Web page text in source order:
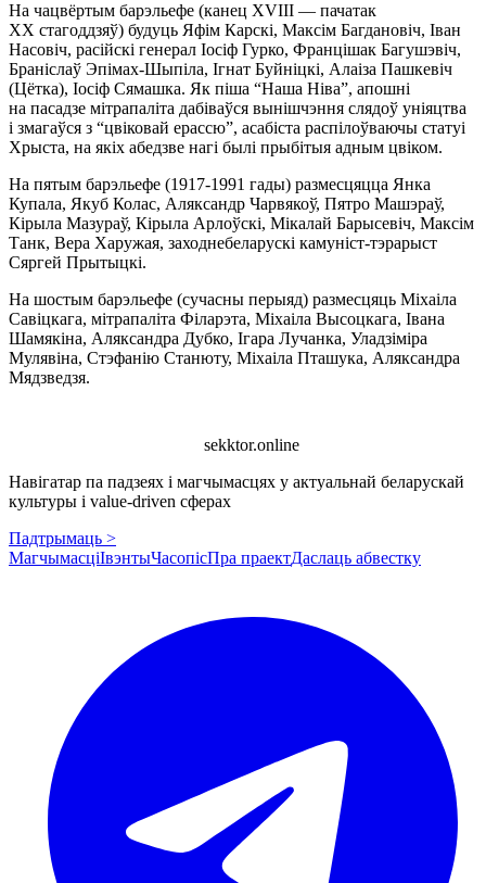
На чацвёртым барэльефе (канец XVIII — пачатак
XX стагоддзяў) будуць Яфім Карскі, Максім Багдановіч, Іван
Насовіч, расійскі генерал Іосіф Гурко, Францішак Багушэвіч,
Браніслаў Эпімах-Шыпіла, Ігнат Буйніцкі, Алаіза Пашкевіч
(Цётка), Іосіф Сямашка. Як піша “Наша Ніва”, апошні
на пасадзе мітрапаліта дабіваўся вынішчэння слядоў уніяцтва
і змагаўся з “цвіковай ерассю”, асабіста распілоўваючы статуі
Хрыста, на якіх абедзве нагі былі прыбітыя адным цвіком.
На пятым барэльефе (1917-1991 гады) размесцяцца Янка
Купала, Якуб Колас, Аляксандр Чарвякоў, Пятро Машэраў,
Кірыла Мазураў, Кірыла Арлоўскі, Мікалай Барысевіч, Максім
Танк, Вера Харужая, заходнебеларускі камуніст-тэрарыст
Сяргей Прытыцкі.
На шостым барэльефе (сучасны перыяд) размесцяць Міхаіла
Савіцкага, мітрапаліта Філарэта, Міхаіла Высоцкага, Івана
Шамякіна, Аляксандра Дубко, Ігара Лучанка, Уладзіміра
Мулявіна, Стэфанію Станюту, Міхаіла Пташука, Аляксандра
Мядзведзя.
sekktor.online
Навігатар па падзеях і магчымасцях у актуальнай беларускай
культуры і value-driven сферах
Падтрымаць >
МагчымасціІвэнтыЧасопісПра праектДаслаць абвестку